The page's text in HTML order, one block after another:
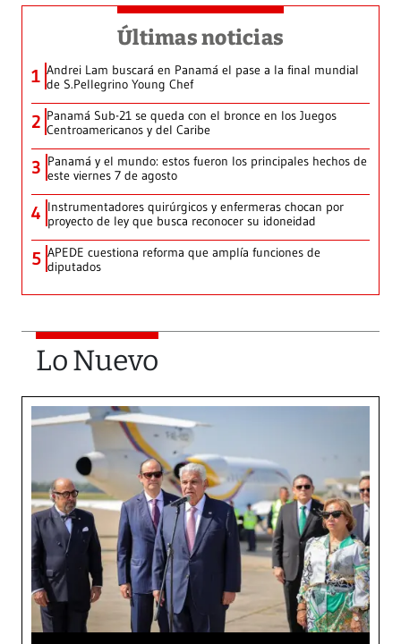
Últimas noticias
1 Andrei Lam buscará en Panamá el pase a la final mundial
de S.Pellegrino Young Chef
2 Panamá Sub-21 se queda con el bronce en los Juegos
Centroamericanos y del Caribe
3 Panamá y el mundo: estos fueron los principales hechos de
este viernes 7 de agosto
4 Instrumentadores quirúrgicos y enfermeras chocan por
proyecto de ley que busca reconocer su idoneidad
5 APEDE cuestiona reforma que amplía funciones de
diputados
Lo Nuevo